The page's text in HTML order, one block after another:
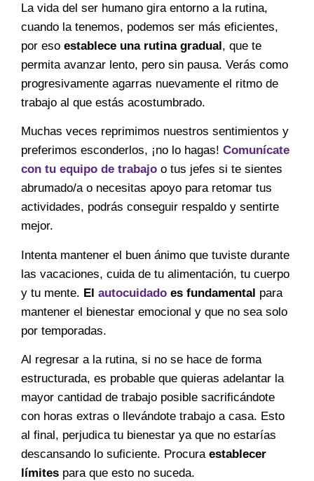
La vida del ser humano gira entorno a la rutina,
cuando la tenemos, podemos ser más eficientes,
por eso establece una rutina gradual, que te
permita avanzar lento, pero sin pausa. Verás como
progresivamente agarras nuevamente el ritmo de
trabajo al que estás acostumbrado.
Muchas veces reprimimos nuestros sentimientos y
preferimos esconderlos, ¡no lo hagas! Comunícate
con tu equipo de trabajo o tus jefes si te sientes
abrumado/a o necesitas apoyo para retomar tus
actividades, podrás conseguir respaldo y sentirte
mejor.
Intenta mantener el buen ánimo que tuviste durante
las vacaciones, cuida de tu alimentación, tu cuerpo
y tu mente. El autocuidado es fundamental para
mantener el bienestar emocional y que no sea solo
por temporadas.
Al regresar a la rutina, si no se hace de forma
estructurada, es probable que quieras adelantar la
mayor cantidad de trabajo posible sacrificándote
con horas extras o llevándote trabajo a casa. Esto
al final, perjudica tu bienestar ya que no estarías
descansando lo suficiente. Procura establecer
límites para que esto no suceda.